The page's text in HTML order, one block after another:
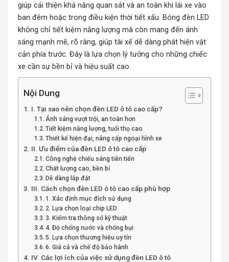
giúp cải thiện khả năng quan sát và an toàn khi lái xe vào
ban đêm hoặc trong điều kiện thời tiết xấu. Bóng đèn LED
không chỉ tiết kiệm năng lượng mà còn mang đến ánh
sáng mạnh mẽ, rõ ràng, giúp tài xế dễ dàng phát hiện vật
cản phía trước. Đây là lựa chọn lý tưởng cho những chiếc
xe cần sự bền bỉ và hiệu suất cao.
Nội Dung
I. Tại sao nên chọn đèn LED ô tô cao cấp?
Ánh sáng vượt trội, an toàn hơn
Tiết kiệm năng lượng, tuổi thọ cao
Thiết kế hiện đại, nâng cấp ngoại hình xe
II. Ưu điểm của đèn LED ô tô cao cấp
Công nghệ chiếu sáng tiên tiến
Chất lượng cao, bền bỉ
Dễ dàng lắp đặt
III. Cách chọn đèn LED ô tô cao cấp phù hợp
1. Xác định mục đích sử dụng
2. Lựa chọn loại chip LED
3. Kiểm tra thông số kỹ thuật
4. Độ chống nước và chống bụi
5. Lựa chọn thương hiệu uy tín
6. Giá cả và chế độ bảo hành
IV. Các lợi ích của việc sử dụng đèn LED ô tô